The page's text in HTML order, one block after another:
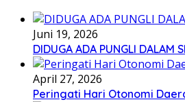
Juni 19, 2026
DIDUGA ADA PUNGLI DALAM
April 27, 2026
Peringati Hari Otonomi